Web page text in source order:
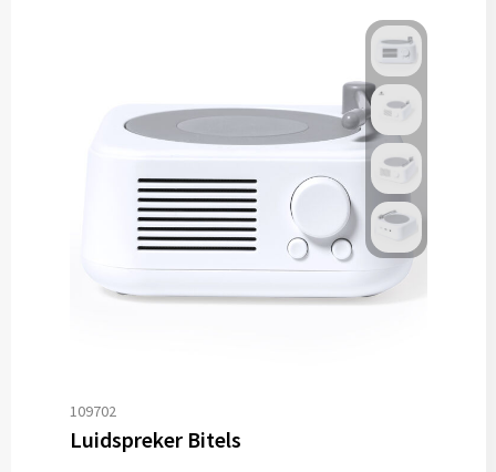
109702
Luidspreker Bitels